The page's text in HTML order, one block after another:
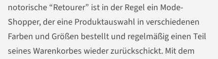
notorische “Retourer” ist in der Regel ein Mode-
Shopper, der eine Produktauswahl in verschiedenen
Farben und Größen bestellt und regelmäßig einen Teil
seines Warenkorbes wieder zurückschickt. Mit dem